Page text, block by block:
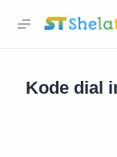
Kode dial